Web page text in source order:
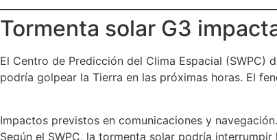
Tormenta solar G3
El Centro de Predicción del Clima Espacial
podría golpear la Tierra en las próximas horas. El
Impactos previstos en comunicaciones y navegación.
Según el SWPC, la tormenta solar podría